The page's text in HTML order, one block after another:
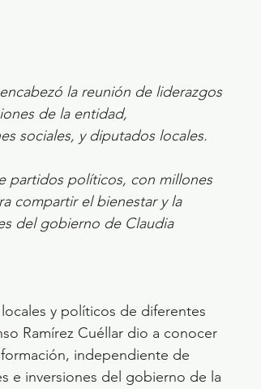
la reunión de liderazgos
de la entidad,
sociales, y diputados locales.
partidos políticos, con millones
compartir el bienestar y la
del gobierno de Claudia
y políticos de diferentes
Ramírez Cuéllar dio a conocer
independiente de
e inversiones del gobierno de la